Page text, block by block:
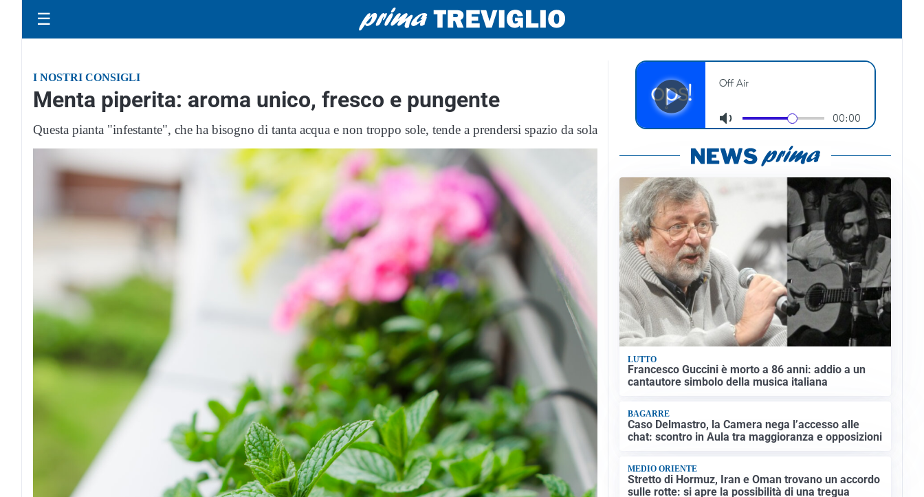
☰
I NOSTRI CONSIGLI
Menta piperita: aroma unico, fresco e pungente
Questa pianta "infestante", che ha bisogno di tanta acqua e non troppo sole, tende a prendersi spazio da sola
LUTTO
Francesco Guccini è morto a 86 anni: addio a un
cantautore simbolo della musica italiana
BAGARRE
Caso Delmastro, la Camera nega l’accesso alle
chat: scontro in Aula tra maggioranza e opposizioni
MEDIO ORIENTE
Stretto di Hormuz, Iran e Oman trovano un accordo
sulle rotte: si apre la possibilità di una tregua